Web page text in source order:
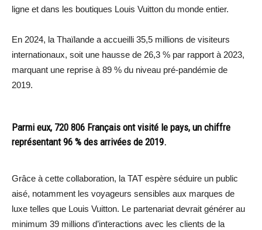
ligne et dans les boutiques Louis Vuitton du monde entier.
En 2024, la Thaïlande a accueilli 35,5 millions de visiteurs
internationaux, soit une hausse de 26,3 % par rapport à 2023,
marquant une reprise à 89 % du niveau pré-pandémie de
2019.
Parmi eux, 720 806 Français ont visité le pays, un chiffre
représentant 96 % des arrivées de 2019.
Grâce à cette collaboration, la TAT espère séduire un public
aisé, notamment les voyageurs sensibles aux marques de
luxe telles que Louis Vuitton. Le partenariat devrait générer au
minimum 39 millions d’interactions avec les clients de la